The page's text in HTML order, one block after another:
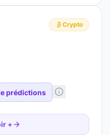
Crypto
prédictions
+